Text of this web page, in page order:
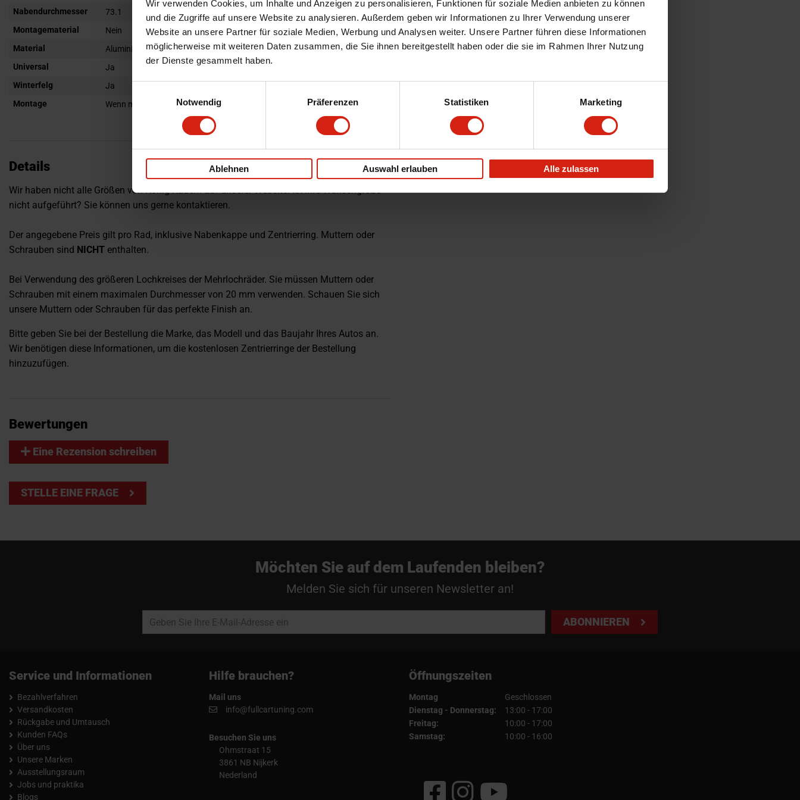
Wir verwenden Cookies, um Inhalte und Anzeigen zu personalisieren, Funktionen für soziale Medien anbieten zu können
und die Zugriffe auf unsere Website zu analysieren. Außerdem geben wir Informationen zu Ihrer Verwendung unserer
Website an unsere Partner für soziale Medien, Werbung und Analysen weiter. Unsere Partner führen diese Informationen
möglicherweise mit weiteren Daten zusammen, die Sie ihnen bereitgestellt haben oder die sie im Rahmen Ihrer Nutzung
der Dienste gesammelt haben.
Notwendig
Präferenzen Statistiken Marketing
Ablehnen Auswahl erlauben Alle zulassen
Nabendurchmesser
73.1
Montagematerial
Nein
Material
Aluminium
Universal
Ja
Winterfelg
Ja
Montage
Wenn möglich, schreiben Sie uns eine E-Mail oder rufen Sie uns an.
Details
Wir haben nicht alle Größen von König-Rädern auf unserer Website. Ist Ihre Wunschgröße
nicht aufgeführt? Sie können uns gerne kontaktieren.
Der angegebene Preis gilt pro Rad, inklusive Nabenkappe und Zentrierring. Muttern oder
Schrauben sind NICHT enthalten.
Bei Verwendung des größeren Lochkreises der Mehrlochräder. Sie müssen Muttern oder
Schrauben mit einem maximalen Durchmesser von 20 mm verwenden. Schauen Sie sich
unsere Muttern oder Schrauben für das perfekte Finish an.
Bitte geben Sie bei der Bestellung die Marke, das Modell und das Baujahr Ihres Autos an.
Wir benötigen diese Informationen, um die kostenlosen Zentrierringe der Bestellung
hinzuzufügen.
Bewertungen
Eine Rezension schreiben
STELLE EINE FRAGE
Möchten Sie auf dem Laufenden bleiben?
Melden Sie sich für unseren Newsletter an!
ABONNIEREN
Hilfe brauchen?
Mail uns
info@fullcartuning.com
Besuchen Sie uns
Ohmstraat 15
3861 NB Nijkerk
Nederland
Service und Informationen
Bezahlverfahren
Versandkosten
Rückgabe und Umtausch
Kunden FAQs
Über uns
Unsere Marken
Ausstellungsraum
Jobs und praktika
Blogs
Öffnungszeiten
Montag
Geschlossen
Dienstag - Donnerstag:
13:00 - 17:00
Freitag:
10:00 - 17:00
Samstag:
10:00 - 16:00